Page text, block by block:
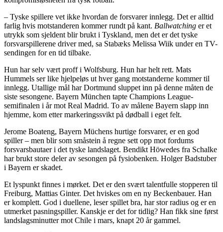
– Tyske spillere vet ikke hvordan de forsvarer innlegg. Det er alltid
farlig hvis motstanderen kommer rundt på kant. Ballwatching er et
utrykk som sjeldent blir brukt i Tyskland, men det er det tyske
forsvarspillerene driver med, sa Stabæks Melissa Wiik under en TV-
sendingen for en tid tilbake.
Hun har selv vært proff i Wolfsburg. Hun har helt rett. Mats
Hummels ser like hjelpeløs ut hver gang motstanderne kommer til
innlegg. Utallige mål har Dortmund sluppet inn på denne måten de
siste sesongene. Bayern München tapte Champions League-
semifinalen i år mot Real Madrid. To av målene Bayern slapp inn
hjemme, kom etter markeringssvikt på dødball i eget felt.
Jerome Boateng, Bayern Müchens hurtige forsvarer, er en god
spiller – men blir som småstein å regne sett opp mot fordums
forsvarsbautaer i det tyske landslaget. Bendikt Höwedes fra Schalke
har brukt store deler av sesongen på fysiobenken. Holger Badstuber
i Bayern er skadet.
Et lyspunkt finnes i mørket. Det er den svært talentfulle stopperen til
Freiburg, Mattias Ginter. Det hviskes om en ny Beckenbauer. Han
er komplett. God i duellene, leser spillet bra, har stor radius og er en
utmerket pasningspiller. Kanskje er det for tidlig? Han fikk sine først
landslagsminutter mot Chile i mars, knapt 20 år gammel.